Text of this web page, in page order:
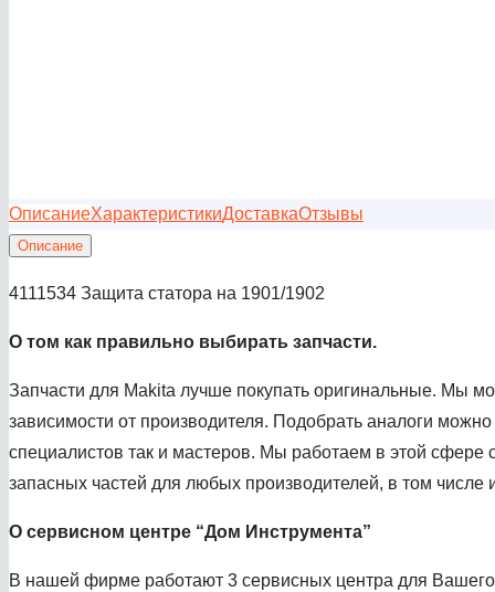
ОписаниеХарактеристикиДоставкаОтзывы
Описание
4111534 Защита статора на 1901/1902
О том как правильно выбирать запчасти.
Запчасти для Makita лучше покупать оригинальные. Мы
зависимости от производителя. Подобрать аналоги
специалистов так и мастеров. Мы работаем в этой
запасных частей для любых производителей, в том числе
О сервисном центре “Дом Инструмента”
В нашей фирме работают 3 сервисных центра для